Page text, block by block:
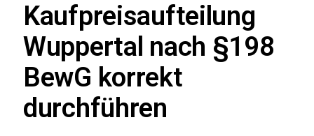
Kaufpreisaufteilung
Wuppertal nach §198
BewG korrekt
durchführen